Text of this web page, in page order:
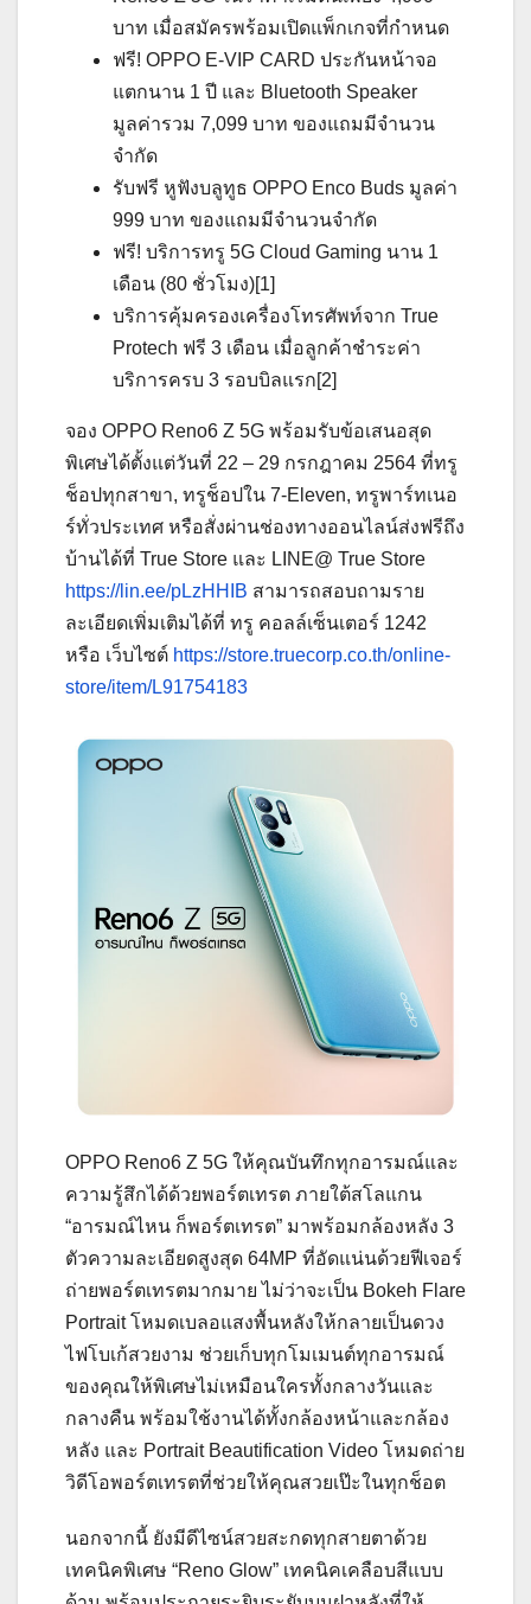
บาท เมื่อสมัครพร้อมเปิดแพ็กเกจที่กำหนด
ฟรี! OPPO E-VIP CARD ประกันหน้าจอ
แตกนาน 1 ปี และ Bluetooth Speaker
มูลค่ารวม 7,099 บาท ของแถมมีจำนวน
จำกัด
รับฟรี หูฟังบลูทูธ OPPO Enco Buds มูลค่า
999 บาท ของแถมมีจำนวนจำกัด
ฟรี! บริการทรู 5G Cloud Gaming นาน 1
เดือน (80 ชั่วโมง)[1]
บริการคุ้มครองเครื่องโทรศัพท์จาก True
Protech ฟรี 3 เดือน เมื่อลูกค้าชำระค่า
บริการครบ 3 รอบบิลแรก[2]
จอง OPPO Reno6 Z 5G พร้อมรับข้อเสนอสุด
พิเศษได้ตั้งแต่วันที่ 22 – 29 กรกฎาคม 2564 ที่ทรู
ช็อปทุกสาขา, ทรูช็อปใน 7-Eleven, ทรูพาร์ทเนอ
ร์ทั่วประเทศ หรือสั่งผ่านช่องทางออนไลน์ส่งฟรีถึง
บ้านได้ที่ True Store และ LINE@ True Store
https://lin.ee/pLzHHIB สามารถสอบถามราย
ละเอียดเพิ่มเติมได้ที่ ทรู คอลล์เซ็นเตอร์ 1242
หรือ เว็บไซต์ https://store.truecorp.co.th/online-
store/item/L91754183
OPPO Reno6 Z 5G ให้คุณบันทึกทุกอารมณ์และ
ความรู้สึกได้ด้วยพอร์ตเทรต ภายใต้สโลแกน
“อารมณ์ไหน ก็พอร์ตเทรต” มาพร้อมกล้องหลัง 3
ตัวความละเอียดสูงสุด 64MP ที่อัดแน่นด้วยฟีเจอร์
ถ่ายพอร์ตเทรตมากมาย ไม่ว่าจะเป็น Bokeh Flare
Portrait โหมดเบลอแสงพื้นหลังให้กลายเป็นดวง
ไฟโบเก้สวยงาม ช่วยเก็บทุกโมเมนต์ทุกอารมณ์
ของคุณให้พิเศษไม่เหมือนใครทั้งกลางวันและ
กลางคืน พร้อมใช้งานได้ทั้งกล้องหน้าและกล้อง
หลัง และ Portrait Beautification Video โหมดถ่าย
วิดีโอพอร์ตเทรตที่ช่วยให้คุณสวยเป๊ะในทุกช็อต
นอกจากนี้ ยังมีดีไซน์สวยสะกดทุกสายตาด้วย
เทคนิคพิเศษ “Reno Glow” เทคนิคเคลือบสีแบบ